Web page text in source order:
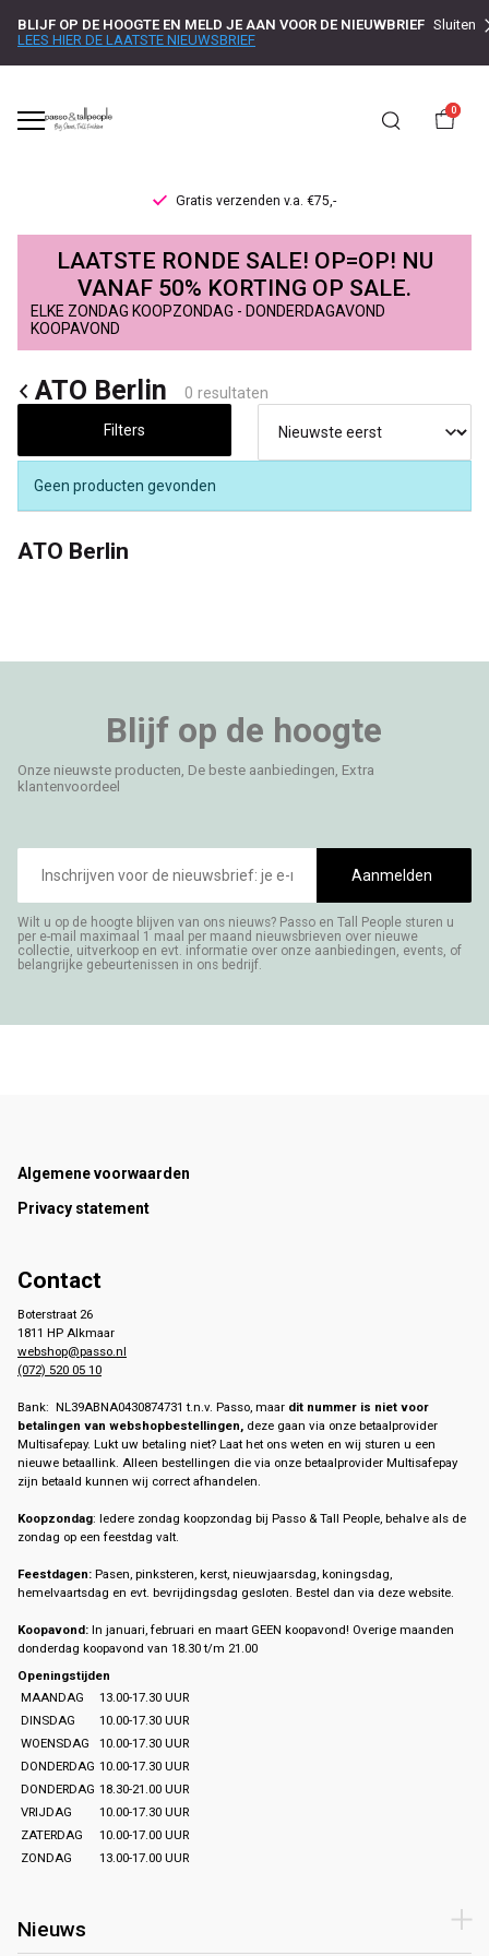
BLIJF OP DE HOOGTE EN MELD JE AAN VOOR DE NIEUWBRIEF
LEES HIER DE LAATSTE NIEUWSBRIEF
Sluiten
0
Gratis verzenden v.a. €75,-
ATO
Berlin
Passo
LAATSTE RONDE SALE! OP=OP! NU
VANAF 50% KORTING OP SALE.
ELKE ZONDAG KOOPZONDAG - DONDERDAGAVOND
KOOPAVOND
ATO Berlin 0 resultaten
Filters
Geen producten gevonden
ATO Berlin
Blijf op de hoogte
Onze nieuwste producten, De beste aanbiedingen, Extra
klantenvoordeel
mailadres
Aanmelden
Wilt u op de hoogte blijven van ons nieuws? Passo en Tall People sturen u
per e-mail maximaal 1 maal per maand nieuwsbrieven over nieuwe
collectie, uitverkoop en evt. informatie over onze aanbiedingen, events, of
belangrijke gebeurtenissen in ons bedrijf.
Footer
Algemene voorwaarden
Privacy statement
Contact
Boterstraat 26
1811 HP Alkmaar
webshop@passo.nl
(072) 520 05 10
Bank: NL39ABNA0430874731 t.n.v. Passo, maar dit nummer is niet voor
betalingen van webshopbestellingen, deze gaan via onze betaalprovider
Multisafepay. Lukt uw betaling niet? Laat het ons weten en wij sturen u een
nieuwe betaallink. Alleen bestellingen die via onze betaalprovider Multisafepay
zijn betaald kunnen wij correct afhandelen.
Koopzondag: Iedere zondag koopzondag bij Passo & Tall People, behalve als de
zondag op een feestdag valt.
Feestdagen: Pasen, pinksteren, kerst, nieuwjaarsdag, koningsdag,
hemelvaartsdag en evt. bevrijdingsdag gesloten. Bestel dan via deze website.
Koopavond: In januari, februari en maart GEEN koopavond! Overige maanden
donderdag koopavond van 18.30 t/m 21.00
Openingstijden
MAANDAG
13.00-17.30 UUR
DINSDAG
10.00-17.30 UUR
WOENSDAG
10.00-17.30 UUR
DONDERDAG 10.00-17.30 UUR
DONDERDAG 18.30-21.00 UUR
VRIJDAG
10.00-17.30 UUR
ZATERDAG
10.00-17.00 UUR
ZONDAG
13.00-17.00 UUR
Nieuws